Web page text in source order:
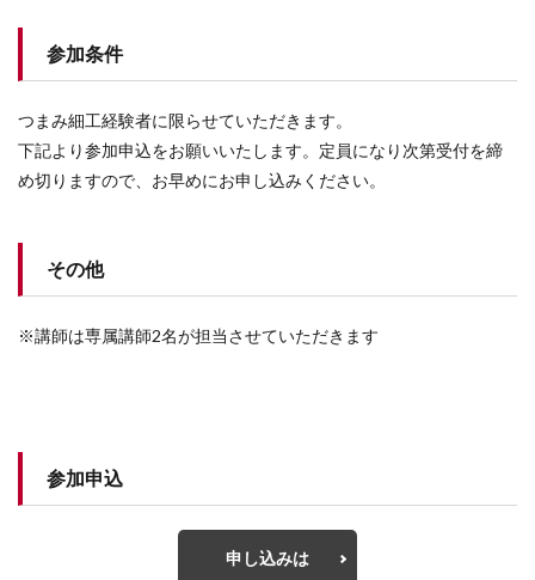
参加条件
つまみ細工経験者に限らせていただきます。
下記より参加申込をお願いいたします。定員になり次第受付を締
め切りますので、お早めにお申し込みください。
その他
※講師は専属講師2名が担当させていただきます
参加申込
申し込みは